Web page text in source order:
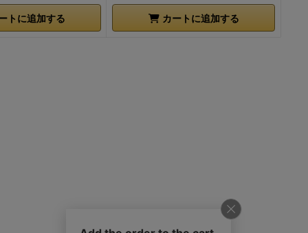
トに追加する カートに追加する